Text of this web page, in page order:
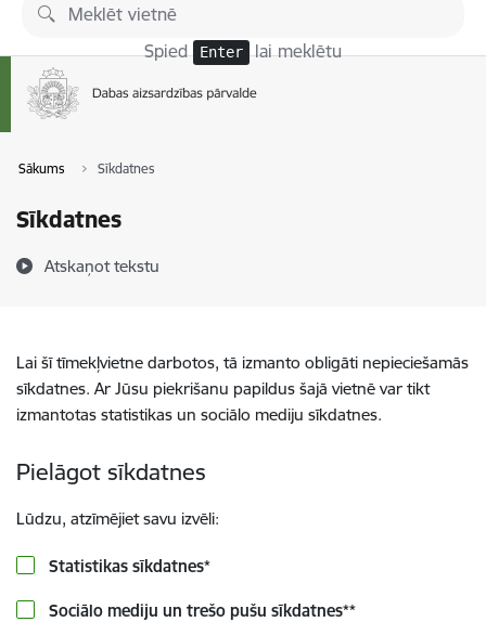
Pāriet uz lapas saturu
Spied Enter lai meklētu
Sākums Sīkdatnes
Sīkdatnes
Atskaņot tekstu
Lai šī tīmekļvietne darbotos, tā izmanto obligāti nepieciešamās
sīkdatnes. Ar Jūsu piekrišanu papildus šajā vietnē var tikt
izmantotas statistikas un sociālo mediju sīkdatnes.
Pielāgot sīkdatnes
Lūdzu, atzīmējiet savu izvēli:
Statistikas sīkdatnes*
Sociālo mediju un trešo pušu sīkdatnes**